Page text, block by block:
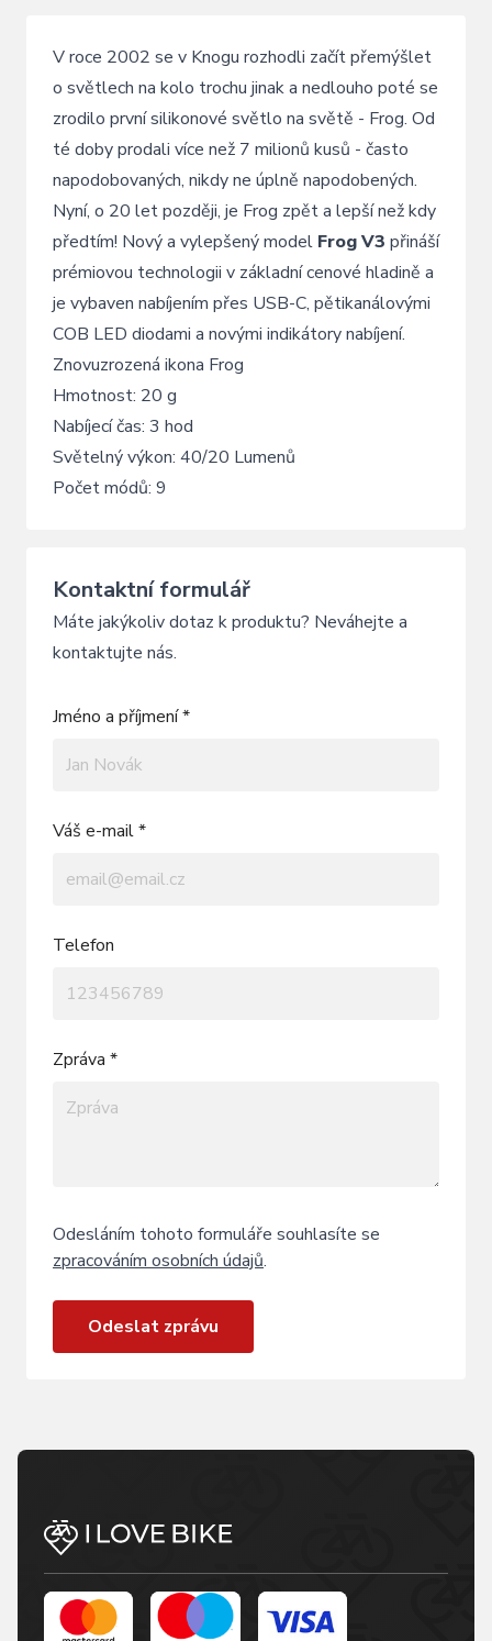
V roce 2002 se v Knogu rozhodli začít přemýšlet
o světlech na kolo trochu jinak a nedlouho poté se
zrodilo první silikonové světlo na světě - Frog. Od
té doby prodali více než 7 milionů kusů - často
napodobovaných, nikdy ne úplně napodobených.
Nyní, o 20 let později, je Frog zpět a lepší než kdy
předtím! Nový a vylepšený model Frog V3 přináší
prémiovou technologii v základní cenové hladině a
je vybaven nabíjením přes USB-C, pětikanálovými
COB LED diodami a novými indikátory nabíjení.
Znovuzrozená ikona Frog
Hmotnost: 20 g
Nabíjecí čas: 3 hod
Světelný výkon: 40/20 Lumenů
Počet módů: 9
Kontaktní formulář
Máte jakýkoliv dotaz k produktu? Neváhejte a
kontaktujte nás.
Jméno a příjmení *
Váš e-mail *
Telefon
Zpráva *
Odesláním tohoto formuláře souhlasíte se
zpracováním osobních údajů.
Odeslat zprávu